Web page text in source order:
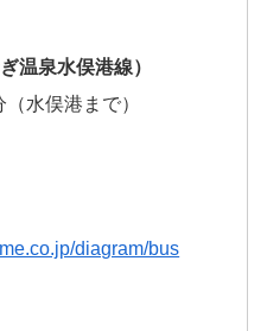
温泉水俣港線）
水俣港まで）
diagram/bus